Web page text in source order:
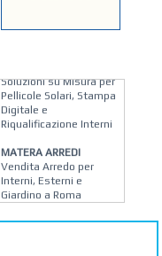
Soluzioni su Misura per
Pellicole Solari, Stampa
Digitale e
Riqualificazione Interni
MATERA ARREDI
Vendita Arredo per
Interni, Esterni e
Giardino a Roma
STUDIO MICCI